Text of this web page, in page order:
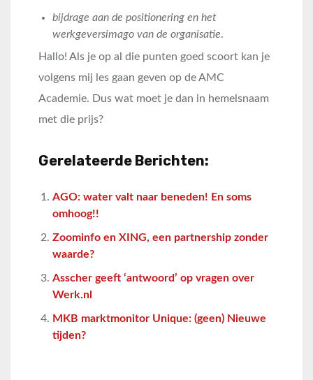
bijdrage aan de positionering en het
werkgeversimago van de organisatie.
Hallo! Als je op al die punten goed scoort kan je
volgens mij les gaan geven op de AMC
Academie. Dus wat moet je dan in hemelsnaam
met die prijs?
Gerelateerde Berichten:
AGO: water valt naar beneden! En soms
omhoog!!
Zoominfo en XING, een partnership zonder
waarde?
Asscher geeft ‘antwoord’ op vragen over
Werk.nl
MKB marktmonitor Unique: (geen) Nieuwe
tijden?